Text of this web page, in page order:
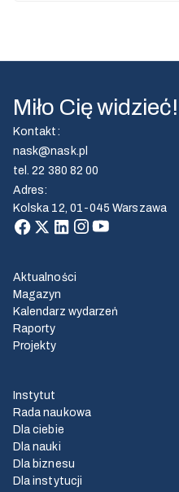
Miło Cię widzieć!
Kontakt :
nask@nask.pl
tel.22 380 82 00
Adres:
Kolska 12, 01-045 Warszawa
Aktualności
Magazyn
Kalendarz wydarzeń
Raporty
Projekty
Instytut
Rada naukowa
Dla ciebie
Dla nauki
Dla biznesu
Dla instytucji